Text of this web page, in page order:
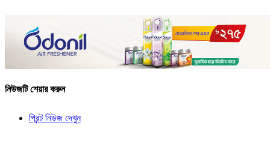
নিউজটি শেয়ার করুন
প্রিন্ট নিউজ দেখুন